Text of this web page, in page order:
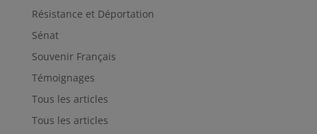
Résistance et Déportation
Sénat
Souvenir Français
Témoignages
Tous les articles
Tous les articles